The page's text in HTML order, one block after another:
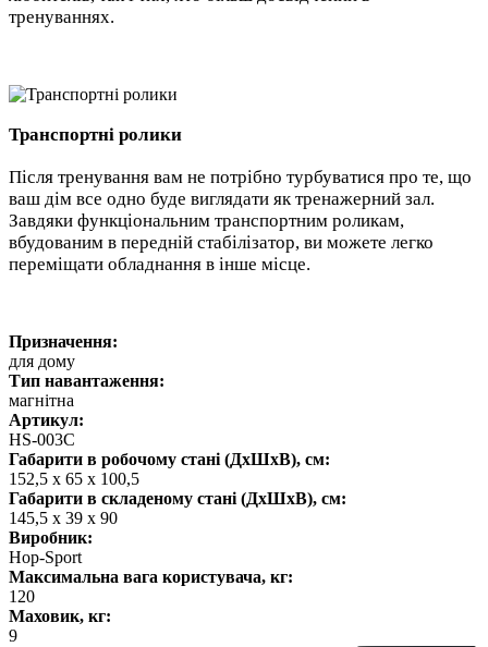
тренуваннях.
Транспортні ролики
Після тренування вам не потрібно турбуватися про те, що
ваш дім все одно буде виглядати як тренажерний зал.
Завдяки функціональним транспортним роликам,
вбудованим в передній стабілізатор, ви можете легко
переміщати обладнання в інше місце.
Призначення:
для дому
Тип навантаження:
магнітна
Артикул:
HS-003С
Габарити в робочому стані (ДхШхВ), см:
152,5 х 65 х 100,5
Габарити в складеному стані (ДхШхВ), см:
145,5 х 39 х 90
Виробник:
Hop-Sport
Максимальна вага користувача, кг:
120
Маховик, кг:
9